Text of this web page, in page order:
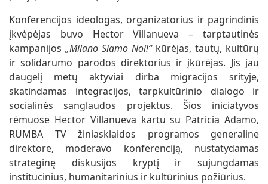
Konferencijos ideologas, organizatorius ir pagrindinis
įkvėpėjas buvo Hector Villanueva – tarptautinės
kampanijos „Milano Siamo Noi!“kūrėjas, tautų, kultūrų
ir solidarumo parodos direktorius ir įkūrėjas. Jis jau
daugelį metų aktyviai dirba migracijos srityje,
skatindamas integracijos, tarpkultūrinio dialogo ir
socialinės sanglaudos projektus. Šios iniciatyvos
rėmuose Hector Villanueva kartu su Patricia Adamo,
RUMBA TV žiniasklaidos programos generaline
direktore, moderavo konferenciją, nustatydamas
strateginę diskusijos kryptį ir sujungdamas
institucinius, humanitarinius ir kultūrinius požiūrius.